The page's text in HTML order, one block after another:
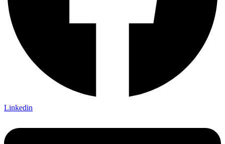
Linkedin